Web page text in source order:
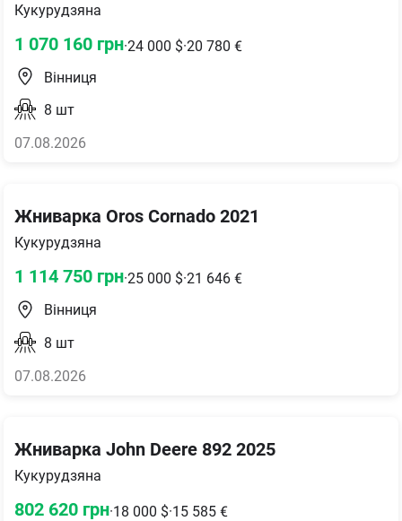
Кукурудзяна
1 070 160 грн·24 000 $·20 780 €
Вінниця
8 шт
07.08.2026
Жниварка Oros Cornado 2021
Кукурудзяна
1 114 750 грн·25 000 $·21 646 €
Вінниця
8 шт
07.08.2026
Жниварка John Deere 892 2025
Кукурудзяна
802 620 грн·18 000 $·15 585 €